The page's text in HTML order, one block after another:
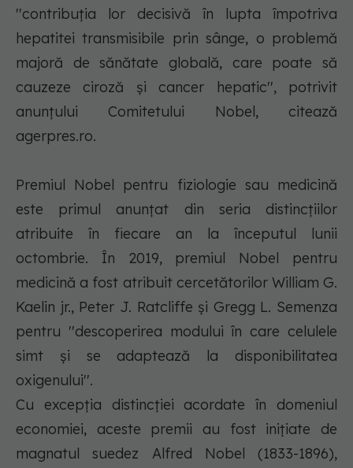
''contribuţia lor decisivă în lupta împotriva
hepatitei transmisibile prin sânge, o problemă
majoră de sănătate globală, care poate să
cauzeze ciroză şi cancer hepatic'', potrivit
anunţului Comitetului Nobel, citează
agerpres.ro.
Premiul Nobel pentru fiziologie sau medicină
este primul anunţat din seria distincţiilor
atribuite în fiecare an la începutul lunii
octombrie. În 2019, premiul Nobel pentru
medicină a fost atribuit cercetătorilor William G.
Kaelin jr., Peter J. Ratcliffe şi Gregg L. Semenza
pentru ''descoperirea modului în care celulele
simt şi se adaptează la disponibilitatea
oxigenului''.
Cu excepţia distincţiei acordate în domeniul
economiei, aceste premii au fost iniţiate de
magnatul suedez Alfred Nobel (1833-1896),